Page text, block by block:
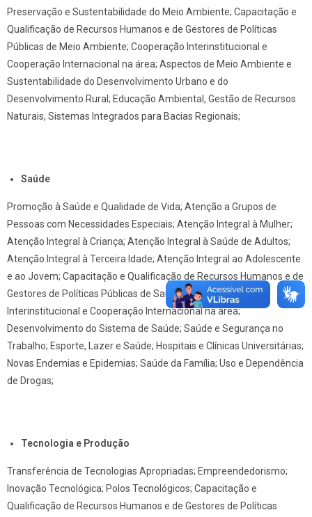
Preservação e Sustentabilidade do Meio Ambiente; Capacitação e
Qualificação de Recursos Humanos e de Gestores de Políticas
Públicas de Meio Ambiente; Cooperação Interinstitucional e
Cooperação Internacional na área; Aspectos de Meio Ambiente e
Sustentabilidade do Desenvolvimento Urbano e do
Desenvolvimento Rural; Educação Ambiental, Gestão de Recursos
Naturais, Sistemas Integrados para Bacias Regionais;
Saúde
Promoção à Saúde e Qualidade de Vida; Atenção a Grupos de
Pessoas com Necessidades Especiais; Atenção Integral à Mulher;
Atenção Integral à Criança; Atenção Integral à Saúde de Adultos;
Atenção Integral à Terceira Idade; Atenção Integral ao Adolescente
e ao Jovem; Capacitação e Qualificação de Recursos Humanos e de
Gestores de Políticas Públicas de Saúde; Cooperação
Interinstitucional e Cooperação Internacional na área;
Desenvolvimento do Sistema de Saúde; Saúde e Segurança no
Trabalho; Esporte, Lazer e Saúde; Hospitais e Clínicas Universitárias;
Novas Endemias e Epidemias; Saúde da Família; Uso e Dependência
de Drogas;
Tecnologia e Produção
Transferência de Tecnologias Apropriadas; Empreendedorismo;
Inovação Tecnológica; Polos Tecnológicos; Capacitação e
Qualificação de Recursos Humanos e de Gestores de Políticas